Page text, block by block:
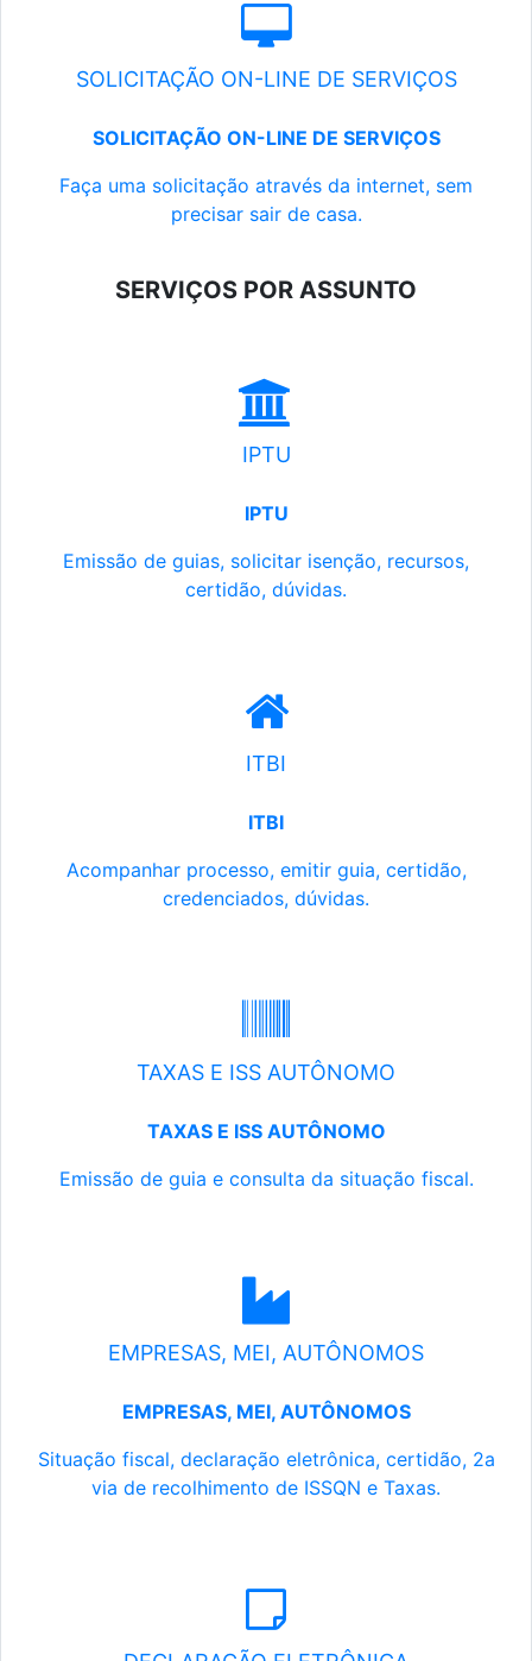
SOLICITAÇÃO ON-LINE DE SERVIÇOS
SOLICITAÇÃO ON-LINE DE SERVIÇOS
Faça uma solicitação através da internet, sem
precisar sair de casa.
SERVIÇOS POR ASSUNTO
IPTU
IPTU
Emissão de guias, solicitar isenção, recursos,
certidão, dúvidas.
ITBI
ITBI
Acompanhar processo, emitir guia, certidão,
credenciados, dúvidas.
TAXAS E ISS AUTÔNOMO
TAXAS E ISS AUTÔNOMO
Emissão de guia e consulta da situação fiscal.
EMPRESAS, MEI, AUTÔNOMOS
EMPRESAS, MEI, AUTÔNOMOS
Situação fiscal, declaração eletrônica, certidão, 2a
via de recolhimento de ISSQN e Taxas.